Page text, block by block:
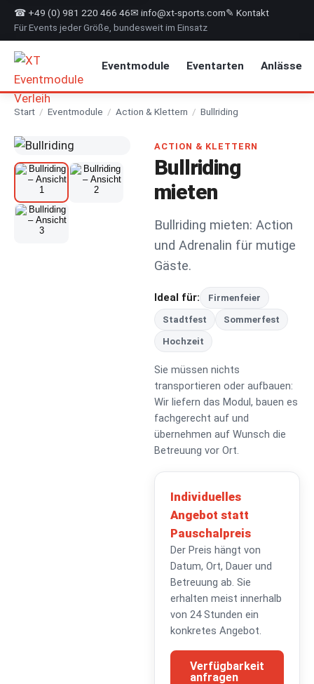
☎ +49 (0) 981 220 466 46✉ info@xt-sports.com✎ Kontakt
Für Events jeder Größe, bundesweit im Einsatz
Eventmodule Eventarten Anlässe
Start / Eventmodule / Action & Klettern / Bullriding
ACTION & KLETTERN
Bullriding
mieten
Bullriding mieten: Action
und Adrenalin für mutige
Gäste.
Ideal für: Firmenfeier
Stadtfest Sommerfest
Hochzeit
Sie müssen nichts
transportieren oder aufbauen:
Wir liefern das Modul, bauen es
fachgerecht auf und
übernehmen auf Wunsch die
Betreuung vor Ort.
Individuelles
Angebot statt
Pauschalpreis
Der Preis hängt von
Datum, Ort, Dauer und
Betreuung ab. Sie
erhalten meist innerhalb
von 24 Stunden ein
konkretes Angebot.
Verfügbarkeit
anfragen